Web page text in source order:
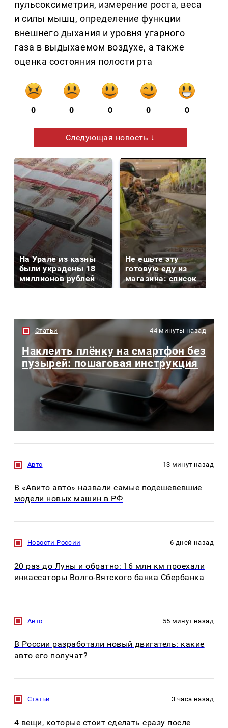
пульсоксиметрия, измерение роста, веса
и силы мышц, определение функции
внешнего дыхания и уровня угарного
газа в выдыхаемом воздухе, а также
оценка состояния полости рта
0 0 0 0 0
Следующая новость ↓
На Урале из казны
были украдены 18
миллионов рублей
Не ешьте эту
готовую еду из
магазина: список
Статьи 44 минуты назад
Наклеить плёнку на смартфон без
пузырей: пошаговая инструкция
Авто 13 минут назад
В «Авито авто» назвали самые подешевевшие
модели новых машин в РФ
Новости России 6 дней назад
20 раз до Луны и обратно: 16 млн км проехали
инкассаторы Волго-Вятского банка Сбербанка
Авто 55 минут назад
В России разработали новый двигатель: какие
авто его получат?
Статьи 3 часа назад
4 вещи, которые стоит сделать сразу после